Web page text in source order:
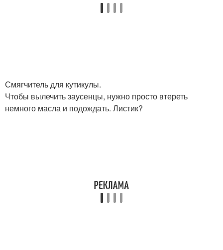
Смягчитель для кутикулы.
Чтобы вылечить заусенцы, нужно просто втереть
немного масла и подождать. Листик?